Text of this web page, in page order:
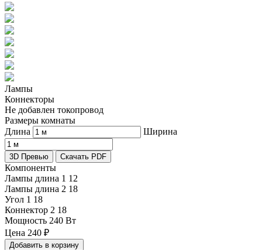
Лампы
Коннекторы
Не добавлен токопровод
Размеры комнаты
Длина
Ширина
3D Превью Скачать PDF
Компоненты
Лампы длина 1 12
Лампы длина 2 18
Угол 1 18
Коннектор 2 18
Мощность 240 Вт
Цена 240 ₽
Добавить в корзину